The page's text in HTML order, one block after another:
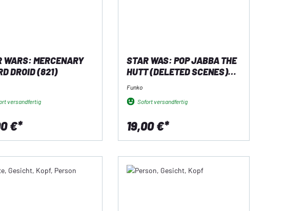
WARS: MERCENARY
DROID (821)
versandfertig
€*
STAR WAS: POP JABBA THE
HUTT (DELETED SCENES)
(801)
Funko
Sofort versandfertig
19,00 €*